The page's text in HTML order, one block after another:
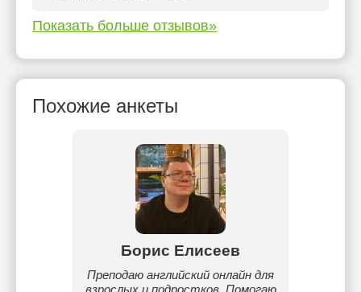
Показать больше отзывов»
Похожие анкеты
Борис Елисеев
Преподаю английский онлайн для
взрослых и подростков. Помогаю